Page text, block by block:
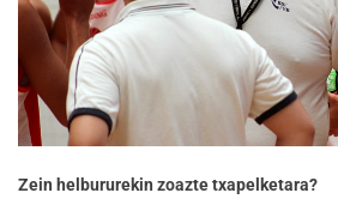
Zein helbururekin zoazte txapelketara?